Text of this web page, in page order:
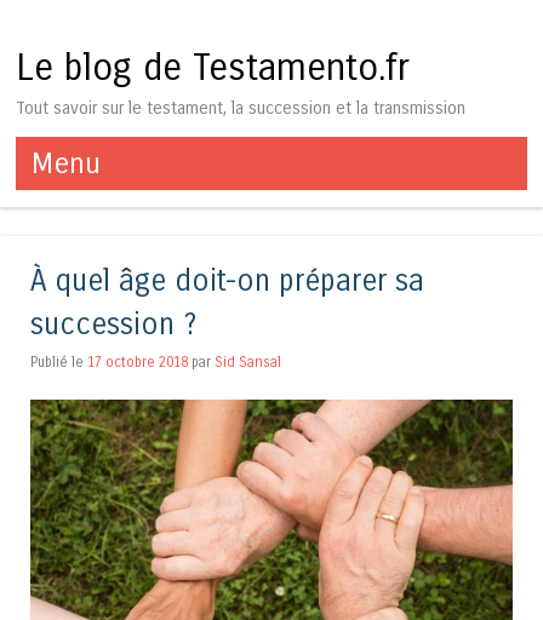
Le blog de Testamento.fr
Tout savoir sur le testament, la succession et la transmission
Menu
Aller au contenu
À quel âge doit-on préparer sa
succession ?
Publié le 17 octobre 2018 par Sid Sansal